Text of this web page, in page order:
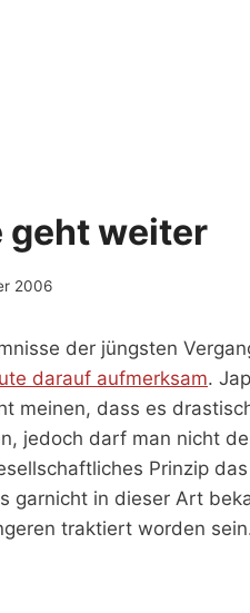
geht weiter
2006
der jüngsten
darauf aufmerksam.
meinen, dass es
jedoch darf man nicht
Prinzip
garnicht in dieser Art
traktiert worden